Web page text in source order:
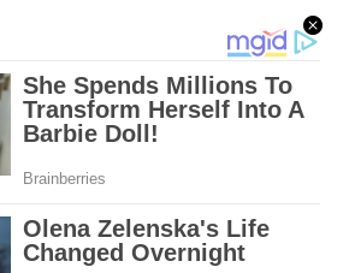
Advertisement